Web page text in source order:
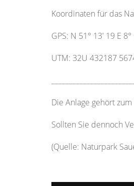
Koordinaten für das
GPS: N 51° 13' 19 E
UTM: 32U 432187
Die Anlage gehört zum
Sollten Sie dennoch
(Quelle: Naturpark